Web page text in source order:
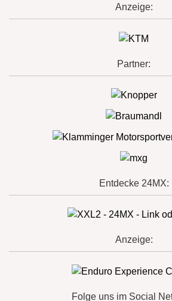
Anzeige:
Partner:
Entdecke 24MX:
Anzeige:
Folge uns im Social